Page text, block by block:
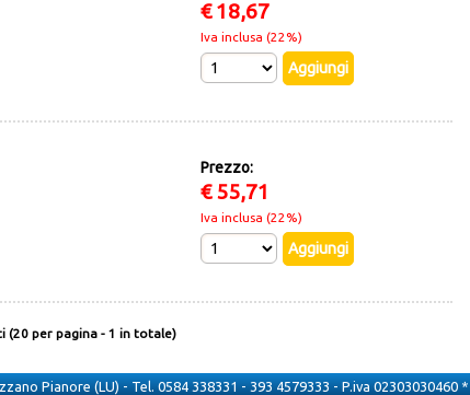
€18,67
Iva inclusa (22%)
Prezzo:
€55,71
Iva inclusa (22%)
(20 per pagina - 1 in totale)
Pianore (LU) - Tel. 0584 338331 - 393 4579333 - P.iva 02303030460 *